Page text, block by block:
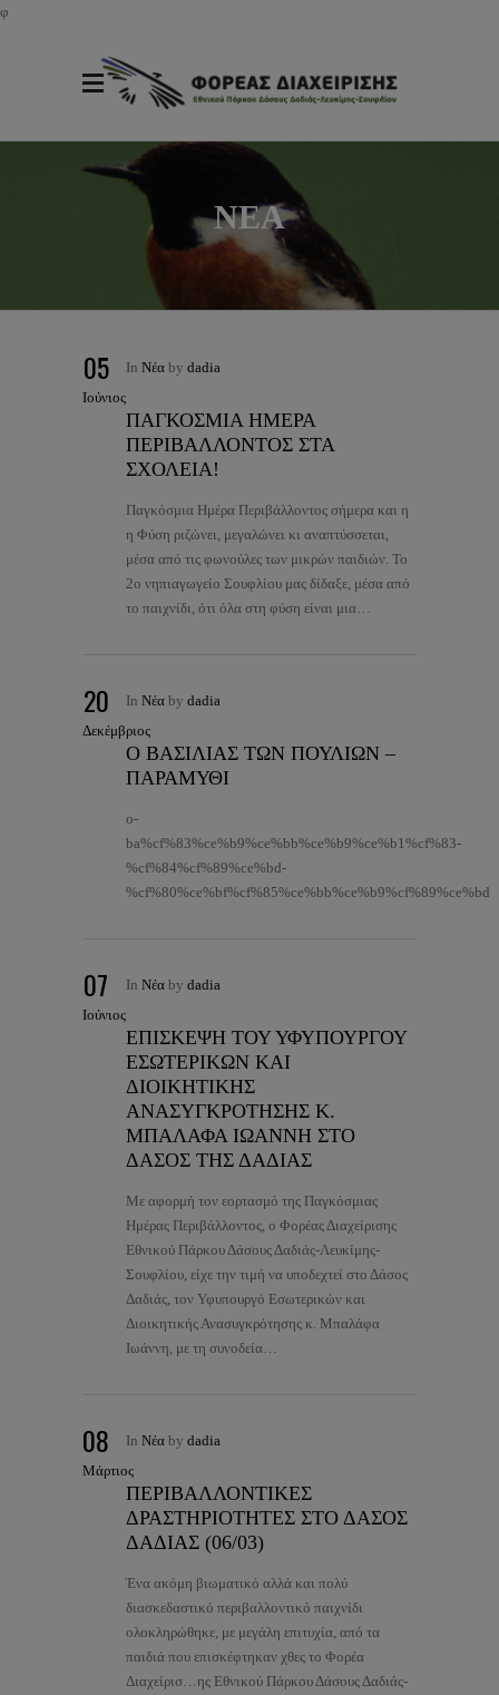
φ
ΝΕΑ
05
Ιούνιος
In Νέα by dadia
ΠΑΓΚΟΣΜΙΑ ΗΜΕΡΑ
ΠΕΡΙΒΑΛΛΟΝΤΟΣ ΣΤΑ
ΣΧΟΛΕΙΑ!
Παγκόσμια Ημέρα Περιβάλλοντος σήμερα και η
η Φύση ριζώνει, μεγαλώνει κι αναπτύσσεται,
μέσα από τις φωνούλες των μικρών παιδιών. Το
2ο νηπιαγωγείο Σουφλίου μας δίδαξε, μέσα από
το παιχνίδι, ότι όλα στη φύση είναι μια…
20
Δεκέμβριος
In Νέα by dadia
Ο ΒΑΣΙΛΙΑΣ ΤΩΝ ΠΟΥΛΙΩΝ –
ΠΑΡΑΜΥΘΙ
o-
ba%cf%83%ce%b9%ce%bb%ce%b9%ce%b1%cf%83-
%cf%84%cf%89%ce%bd-
%cf%80%ce%bf%cf%85%ce%bb%ce%b9%cf%89%ce%bd
07
Ιούνιος
In Νέα by dadia
ΕΠΙΣΚΕΨΗ ΤΟΥ ΥΦΥΠΟΥΡΓΟΥ
ΕΣΩΤΕΡΙΚΩΝ ΚΑΙ
ΔΙΟΙΚΗΤΙΚΗΣ
ΑΝΑΣΥΓΚΡΟΤΗΣΗΣ Κ.
ΜΠΑΛΑΦΑ ΙΩΑΝΝΗ ΣΤΟ
ΔΑΣΟΣ ΤΗΣ ΔΑΔΙΑΣ
Με αφορμή τον εορτασμό της Παγκόσμιας
Ημέρας Περιβάλλοντος, ο Φορέας Διαχείρισης
Εθνικού Πάρκου Δάσους Δαδιάς-Λευκίμης-
Σουφλίου, είχε την τιμή να υποδεχτεί στο Δάσος
Δαδιάς, τον Υφυπουργό Εσωτερικών και
Διοικητικής Ανασυγκρότησης κ. Μπαλάφα
Ιωάννη, με τη συνοδεία…
08
Μάρτιος
In Νέα by dadia
ΠΕΡΙΒΑΛΛΟΝΤΙΚΕΣ
ΔΡΑΣΤΗΡΙΟΤΗΤΕΣ ΣΤΟ ΔΑΣΟΣ
ΔΑΔΙΑΣ (06/03)
Ένα ακόμη βιωματικό αλλά και πολύ
διασκεδαστικό περιβαλλοντικό παιχνίδι
ολοκληρώθηκε, με μεγάλη επιτυχία, από τα
παιδιά που επισκέφτηκαν χθες το Φορέα
Διαχείρισ…ης Εθνικού Πάρκου Δάσους Δαδιάς-